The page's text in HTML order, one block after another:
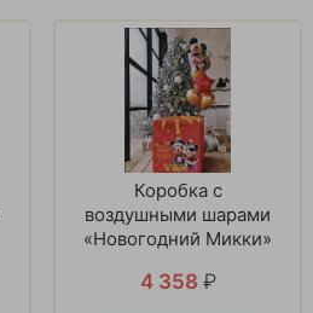
Коробка с
воздушными шарами
«Новогодний Микки»
4 358 ₽